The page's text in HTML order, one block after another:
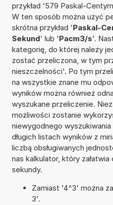
przykład '579 Paskal-
W ten sposób można użyć
skrótna przykład 'Paskal-
Sekund' lub 'Pacm3/s'.
kategorię, do której należy
zostać przeliczona, w tym
nieszczelności'. Po tym
na wszystkie znane mu
wyników można również
wyszukane przeliczenie.
możliwości zostanie
niewygodnego
długich listach wyników z
liczbą obsługiwanych
nas kalkulator, który załatwia
sekundy.
Zamiast '4^3' można
3'.